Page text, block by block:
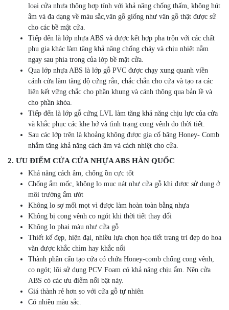
loại cửa nhựa thông hợp tính với khả năng chống thấm, không hút
ẩm và đa dạng về màu sắc,vân gỗ giống như vân gỗ thật được sử
cho các bề mật cửa.
Tiếp đến là lớp nhựa ABS và được kết hợp pha trộn với các chất
phụ gia khác làm tăng khả năng chống cháy và chịu nhiệt nằm
ngay sau phía trong của lớp bề mặt cửa.
Qua lớp nhựa ABS là lớp gỗ PVC được chạy xung quanh viền
cánh cửa làm tăng độ cứng rắn, chắc chắn cho cửa và tạo ra các
liên kết vững chắc cho phần khung và cánh thông qua bản lề và
cho phần khóa.
Tiếp đến là lớp gỗ cứng LVL làm tăng khả năng chịu lực của cửa
và khắc phục các khe hở và tình trạng cong vênh do thời tiết.
Sau các lớp trên là khoảng không được gia cố băng Honey- Comb
nhằm tăng khả năng cách âm và cách nhiệt cho cửa.
2. ƯU ĐIỂM CỬA CỬA NHỰA ABS HÀN QUỐC
Khả năng cách âm, chống ồn cực tốt
Chống ẩm mốc, không lo mục nát như cửa gỗ khi được sử dụng ở
môi trường ẩm ướt
Không lo sợ mối mọt vì được làm hoàn toàn bằng nhựa
Không bị cong vênh co ngót khi thời tiết thay đổi
Không lo phai màu như cửa gỗ
Thiết kế đẹp, hiện đại, nhiều lựa chọn họa tiết trang trí đẹp do hoa
văn được khắc chìm hay khắc nổi
Thành phần cấu tạo cửa có chứa Honey-comb chống cong vênh,
co ngót; lõi sử dụng PCV Foam có khả năng chịu ẩm. Nên cửa
ABS có các ưu điểm nổi bật này.
Giá thành rẻ hơn so với cửa gỗ tự nhiên
Có nhiều màu sắc.